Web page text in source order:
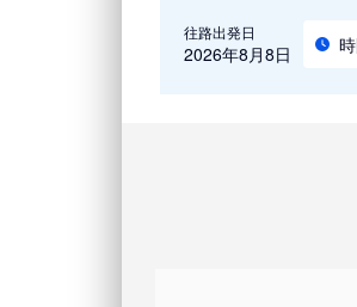
往路出発日
2026年8月8日